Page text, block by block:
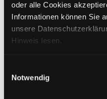
oder alle Cookies
Informationen können Sie
unsere
Hinweis lesen.
Notwendig
IN DEN
GRÖSSENANGABEN